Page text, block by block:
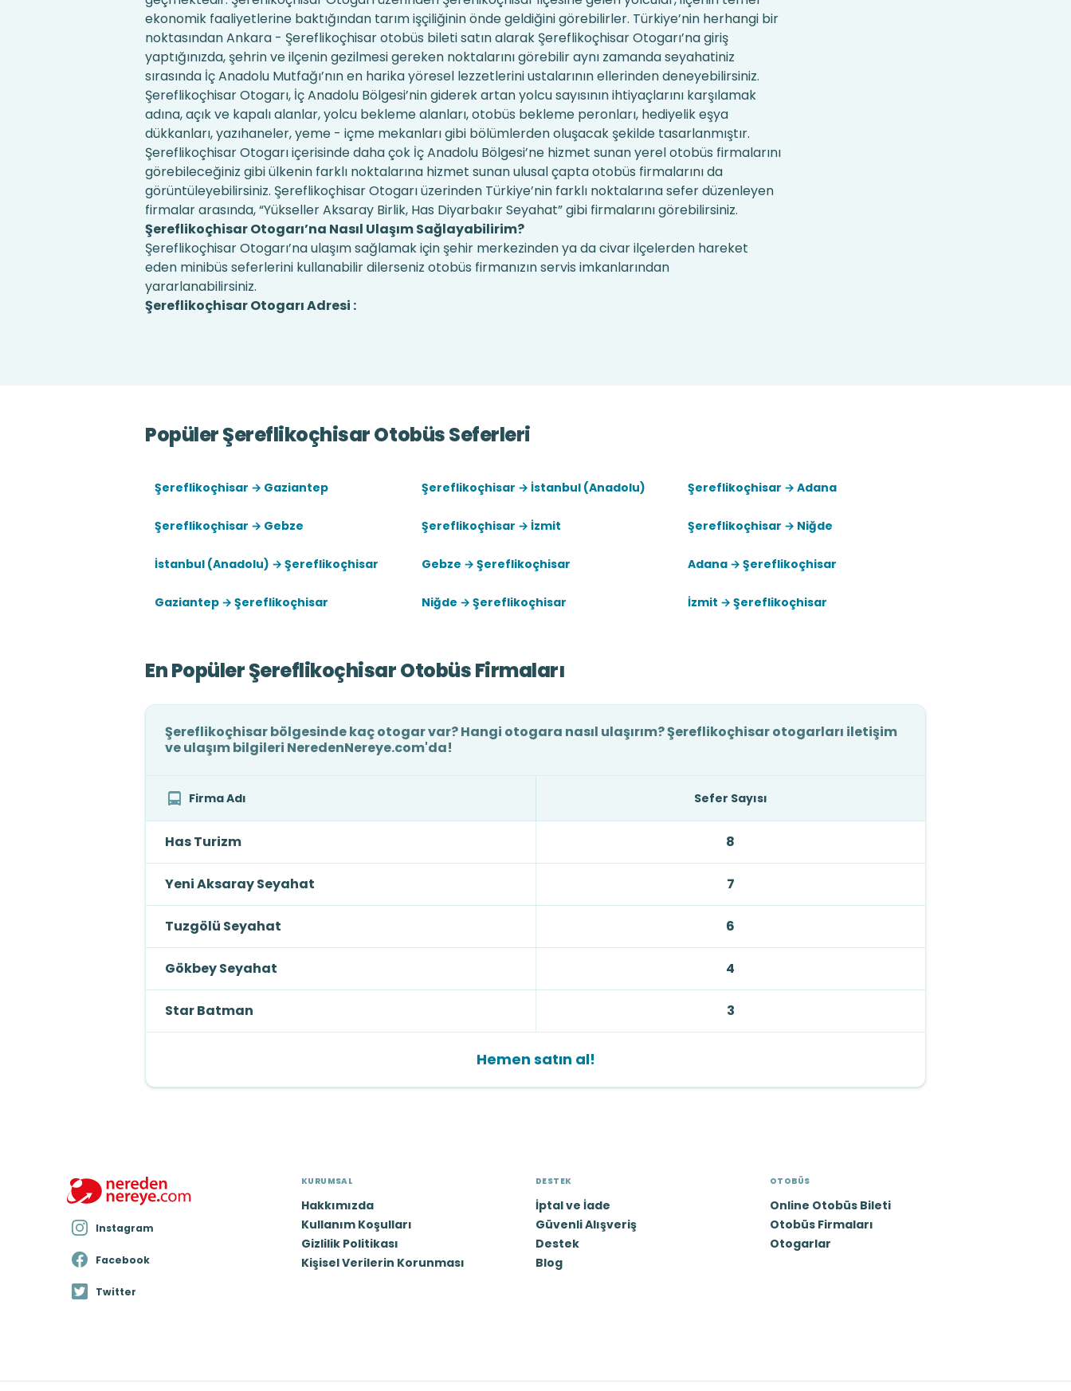
ekonomik faaliyetlerine baktığından tarım işçiliğinin önde geldiğini görebilirler. Türkiye’nin herhangi bir
noktasından Ankara - Şereflikoçhisar otobüs bileti satın alarak Şereflikoçhisar Otogarı’na giriş
yaptığınızda, şehrin ve ilçenin gezilmesi gereken noktalarını görebilir aynı zamanda seyahatiniz
sırasında İç Anadolu Mutfağı’nın en harika yöresel lezzetlerini ustalarının ellerinden deneyebilirsiniz.
Şereflikoçhisar Otogarı, İç Anadolu Bölgesi’nin giderek artan yolcu sayısının ihtiyaçlarını karşılamak
adına, açık ve kapalı alanlar, yolcu bekleme alanları, otobüs bekleme peronları, hediyelik eşya
dükkanları, yazıhaneler, yeme - içme mekanları gibi bölümlerden oluşacak şekilde tasarlanmıştır.
Şereflikoçhisar Otogarı içerisinde daha çok İç Anadolu Bölgesi’ne hizmet sunan yerel otobüs firmalarını
görebileceğiniz gibi ülkenin farklı noktalarına hizmet sunan ulusal çapta otobüs firmalarını da
görüntüleyebilirsiniz. Şereflikoçhisar Otogarı üzerinden Türkiye’nin farklı noktalarına sefer düzenleyen
firmalar arasında, “Yükseller Aksaray Birlik, Has Diyarbakır Seyahat” gibi firmalarını görebilirsiniz.
Şereflikoçhisar Otogarı’na Nasıl Ulaşım Sağlayabilirim?
Şereflikoçhisar Otogarı’na ulaşım sağlamak için şehir merkezinden ya da civar ilçelerden hareket
eden minibüs seferlerini kullanabilir dilerseniz otobüs firmanızın servis imkanlarından
yararlanabilirsiniz.
Şereflikoçhisar Otogarı Adresi :
Popüler Şereflikoçhisar Otobüs Seferleri
Şereflikoçhisar → Gaziantep Şereflikoçhisar → İstanbul (Anadolu) Şereflikoçhisar → Adana
Şereflikoçhisar → Gebze Şereflikoçhisar → İzmit Şereflikoçhisar → Niğde
İstanbul (Anadolu) → Şereflikoçhisar Gebze → Şereflikoçhisar Adana → Şereflikoçhisar
Gaziantep → Şereflikoçhisar Niğde → Şereflikoçhisar İzmit → Şereflikoçhisar
En Popüler Şereflikoçhisar Otobüs Firmaları
Şereflikoçhisar bölgesinde kaç otogar var? Hangi otogara nasıl ulaşırım? Şereflikoçhisar otogarları iletişim
ve ulaşım bilgileri NeredenNereye.com'da!
Firma Adı Sefer Sayısı
Has Turizm 8
Yeni Aksaray Seyahat 7
Tuzgölü Seyahat 6
Gökbey Seyahat 4
Star Batman 3
Hemen satın al!
Instagram
Facebook
Twitter
KURUMSAL
Hakkımızda
Kullanım Koşulları
Gizlilik Politikası
Kişisel Verilerin Korunması
DESTEK
İptal ve İade
Güvenli Alışveriş
Destek
Blog
OTOBÜS
Online Otobüs Bileti
Otobüs Firmaları
Otogarlar